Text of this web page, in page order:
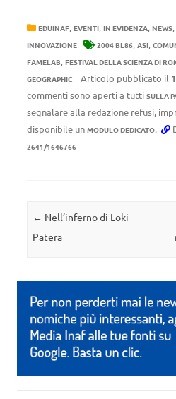
EDUINAF, EVENTI, IN EVIDENZA, NEWS,
INNOVAZIONE
2004 BL86, ASI,
FAMELAB, FESTIVAL DELLA SCIENZA DI
GEOGRAPHIC
Articolo pubblicato il
commenti sono aperti a tutti SULLA
segnalare alla redazione refusi,
disponibile un MODULO DEDICATO.
2641/1646766
Navigazione articolo
← Nell’inferno di Loki
Patera